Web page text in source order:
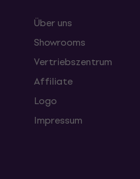
Über uns
Showrooms
Vertriebszentrum
Affiliate
Logo
Impressum